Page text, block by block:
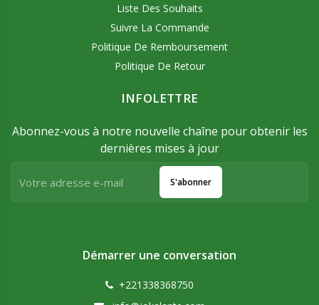
Liste Des Souhaits
Suivre La Commande
Politique De Remboursement
Politique De Retour
INFOLETTRE
Abonnez-vous à notre nouvelle chaîne pour obtenir les
dernières mises à jour
S'abonner
Démarrer une conversation
+221338368750